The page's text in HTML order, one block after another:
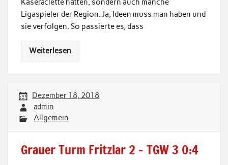
Käseraclette hatten, sondern auch manche
Ligaspieler der Region. Ja, Ideen muss man haben und
sie verfolgen. So passierte es, dass
Weiterlesen
Dezember 18, 2018
admin
Allgemein
Grauer Turm Fritzlar 2 – TGW 3 0:4